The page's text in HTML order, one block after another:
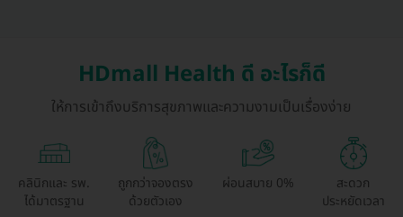
HDmall Health ดี อะไรก็ดี
ให้การเข้าถึงบริการสุขภาพและความงามเป็นเรื่องง่าย
คลินิกและ รพ.
ได้มาตรฐาน
ถูกกว่าจองตรง
ด้วยตัวเอง
ผ่อนสบาย 0%
สะดวก
ประหยัดเวลา